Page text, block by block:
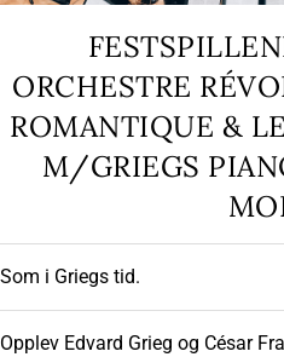
ORCHESTRE
ROMANTIQUE &
M/GRIEGS
Som i Griegs tid.
Opplev Edvard Grieg og César